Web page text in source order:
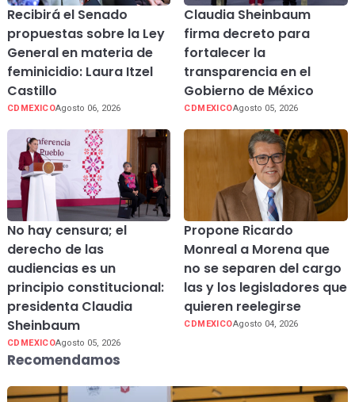
Recibirá el Senado
propuestas sobre la Ley
General en materia de
feminicidio: Laura Itzel
Castillo
CDMEXICOAgosto 06, 2026
Claudia Sheinbaum
firma decreto para
fortalecer la
transparencia en el
Gobierno de México
CDMEXICOAgosto 05, 2026
No hay censura; el
derecho de las
audiencias es un
principio constitucional:
presidenta Claudia
Sheinbaum
CDMEXICOAgosto 05, 2026
Propone Ricardo
Monreal a Morena que
no se separen del cargo
las y los legisladores que
quieren reelegirse
CDMEXICOAgosto 04, 2026
Recomendamos